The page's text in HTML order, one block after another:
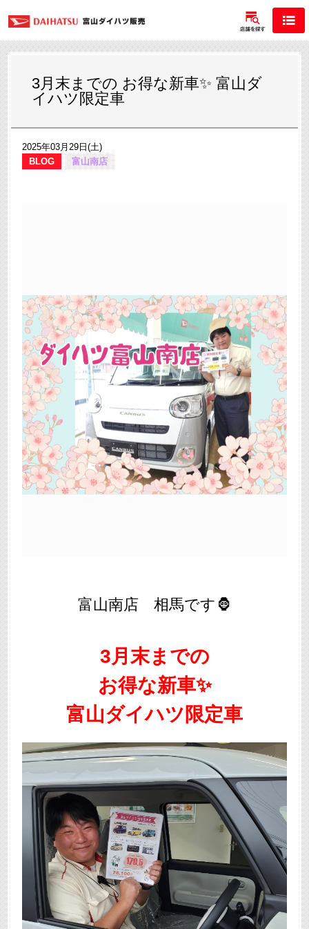
3月末までの お得な新車✨ 富山ダ
イハツ限定車
2025年03月29日(土)
BLOG
富山南店
富山南店 相馬です🦍
3月末までの
お得な新車✨
富山ダイハツ限定車